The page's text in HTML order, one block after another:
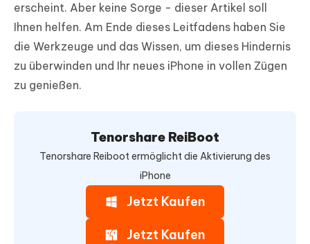
erscheint. Aber keine Sorge - dieser Artikel soll
Ihnen helfen. Am Ende dieses Leitfadens haben Sie
die Werkzeuge und das Wissen, um dieses Hindernis
zu überwinden und Ihr neues iPhone in vollen Zügen
zu genießen.
Tenorshare ReiBoot
Tenorshare Reiboot ermöglicht die Aktivierung des
iPhone
Jetzt Kaufen
Jetzt Kaufen